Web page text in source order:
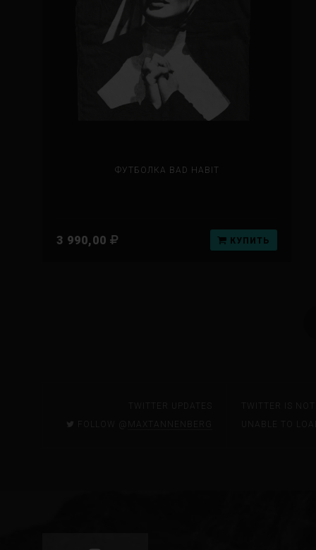
ФУТБОЛКА BAD HABIT
3 990,00 КУПИТЬ
TWITTER UPDATES
FOLLOW @
MAXTANNENBERG
TWITTER IS
UNABLE TO